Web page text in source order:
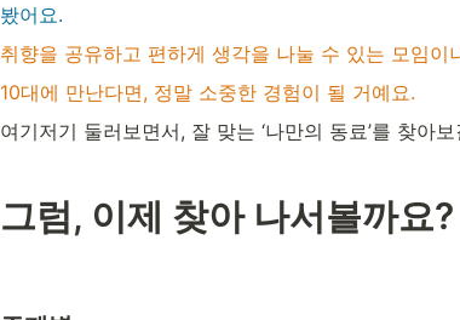
봤어요.
취향을 공유하고 편하게 생각을 나눌 수 있는 모임이
10대에 만난다면, 정말 소중한 경험이 될 거예요.
여기저기 둘러보면서, 잘 맞는 ‘나만의 동료’를 찾아
그럼, 이제 찾아 나서볼까요?